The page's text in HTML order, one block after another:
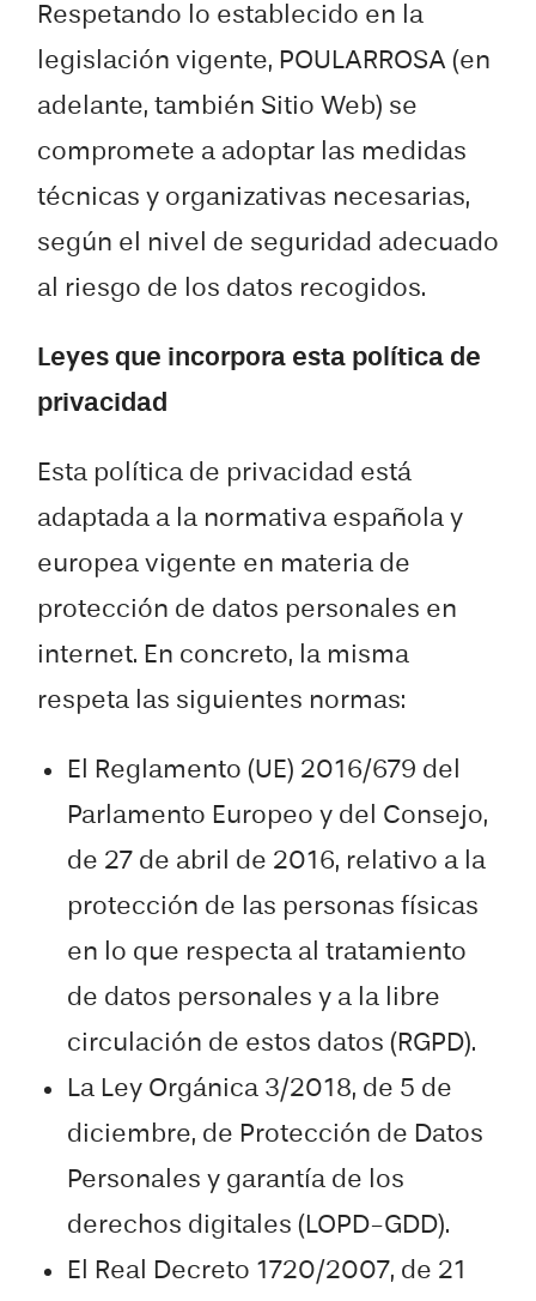
Respetando lo establecido en la
legislación vigente, POULARROSA (en
adelante, también Sitio Web) se
compromete a adoptar las medidas
técnicas y organizativas necesarias,
según el nivel de seguridad adecuado
al riesgo de los datos recogidos.
Leyes que incorpora esta política de
privacidad
Esta política de privacidad está
adaptada a la normativa española y
europea vigente en materia de
protección de datos personales en
internet. En concreto, la misma
respeta las siguientes normas:
El Reglamento (UE) 2016/679 del
Parlamento Europeo y del Consejo,
de 27 de abril de 2016, relativo a la
protección de las personas físicas
en lo que respecta al tratamiento
de datos personales y a la libre
circulación de estos datos (RGPD).
La Ley Orgánica 3/2018, de 5 de
diciembre, de Protección de Datos
Personales y garantía de los
derechos digitales (LOPD-GDD).
El Real Decreto 1720/2007, de 21